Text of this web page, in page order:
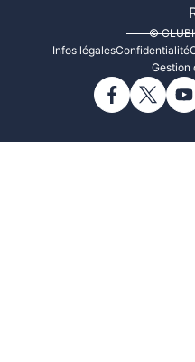
©
Infos légalesConfidentialité
Gestion